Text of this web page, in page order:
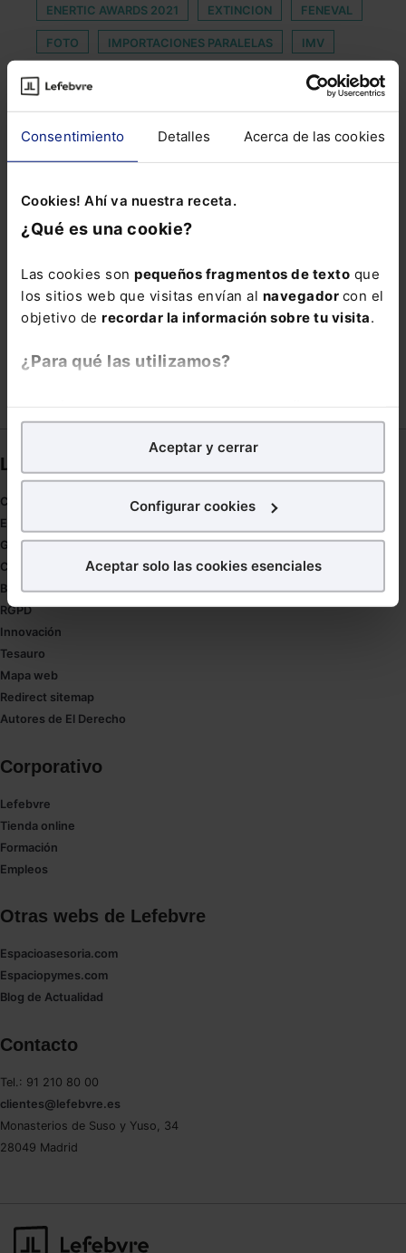
Consentimiento Detalles Acerca de las cookies
Cookies! Ahí va nuestra receta.
¿Qué es una cookie?
Las cookies son pequeños fragmentos de texto que
los sitios web que visitas envían al navegador con el
objetivo de recordar la información sobre tu visita.
¿Para qué las utilizamos?
analíticospara tratar demejorar tu experienciaen
nuestra página web. También con fines publicitarios,
para poder mostrarte publicidad y contenidos de tu
¿Qué puedes hacer?
en la web sea óptima
Puedes
También puedes
seleccionar solo aquellas que quieras permitir en tu
navegador. Si no seleccionas ninguna utilizaremos
Saber más acerca de las cookies
Aceptar y cerrar
Configurar cookies
Aceptar solo las cookies esenciales
ENERTIC AWARDS 2021 EXTINCION FENEVAL
FOTO IMPORTACIONES PARALELAS IMV
NORMA
PERJUDICADO
PLANES DE PENSIONES DE EMPLEO
ROCAJUNYENT RUIDO
SOCIEDADES GENERALES
THE SOCIAL MEDIA FAMILY
TIEMPO DE DESCANSO
Links directos
Coronavirus
Estudio de salud abogacía
Gestión de despachos
Compliance
Buenas Prácticas Tributarias
RGPD
Innovación
Tesauro
Mapa web
Redirect sitemap
Autores de El Derecho
Corporativo
Lefebvre
Tienda online
Formación
Empleos
Otras webs de Lefebvre
Espacioasesoria.com
Espaciopymes.com
Blog de Actualidad
Contacto
Tel.: 91 210 80 00
clientes@lefebvre.es
Monasterios de Suso y Yuso, 34
28049 Madrid